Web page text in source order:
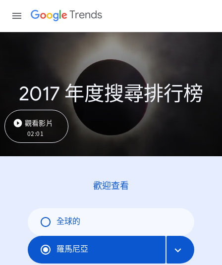
Trends
2017 年度搜尋排行榜
觀看影片
02:01
歡迎查看
全球的
羅馬尼亞